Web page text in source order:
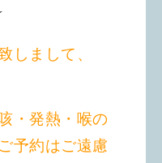
しまして、
・発熱・喉の
予約はご遠慮